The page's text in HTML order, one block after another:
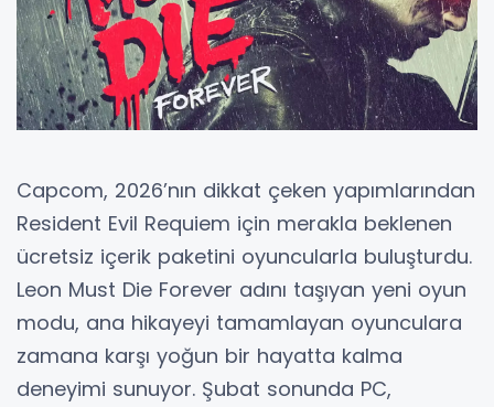
Capcom, 2026’nın dikkat çeken yapımlarından
Resident Evil Requiem için merakla beklenen
ücretsiz içerik paketini oyuncularla buluşturdu.
Leon Must Die Forever adını taşıyan yeni oyun
modu, ana hikayeyi tamamlayan oyunculara
zamana karşı yoğun bir hayatta kalma
deneyimi sunuyor. Şubat sonunda PC,